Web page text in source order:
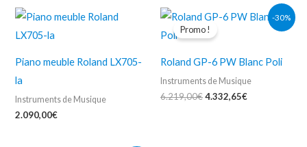
Piano meuble Roland LX705-
la
Instruments de Musique
2.090,00€
-30%
Promo !
Roland GP-6 PW Blanc Poli
Instruments de Musique
6.219,00€
Le
prix
initial
6.219,00€.
4.332,65€
Le
prix
4.332,65€.